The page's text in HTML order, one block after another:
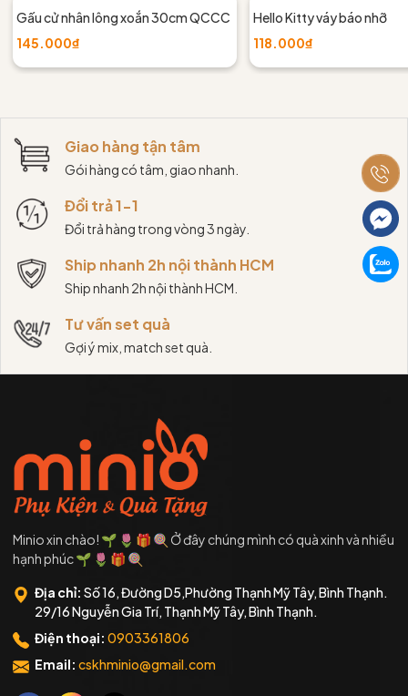
Gấu cử nhân lông xoắn 30cm QCCC
145.000₫
Hello Kitty váy báo nhỡ
118.000₫
Giao hàng tận tâm
Gói hàng có tâm, giao nhanh.
Đổi trả 1-1
Đổi trả hàng trong vòng 3 ngày.
Ship nhanh 2h nội thành HCM
Ship nhanh 2h nội thành HCM.
Tư vấn set quà
Gợi ý mix, match set quà.
Minio xin chào! 🌱 🌷 🎁 🍭 Ở đây chúng mình có quà xinh và nhiều
hạnh phúc 🌱 🌷 🎁 🍭
Địa chỉ: Số 16, Đường D5,Phường Thạnh Mỹ Tây, Bình Thạnh.
29/16 Nguyễn Gia Trí, Thạnh Mỹ Tây, Bình Thạnh.
Điện thoại: 0903361806
Email: cskhminio@gmail.com